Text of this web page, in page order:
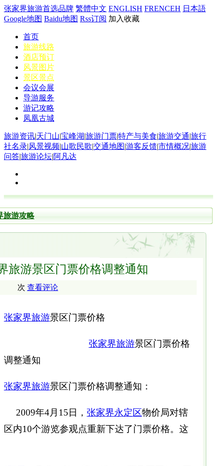
张家界旅游首选品牌 繁體中文 ENGLISH FRENCEH 日本語
Google地图 Baidu地图 Rss订阅 加入收藏
首页
旅游线路
酒店预订
风景图片
景区景点
会议会展
导游服务
游记攻略
凤凰古城
旅游资讯|天门山|宝峰湖|旅游门票|特产与美食|旅游交通|旅行
社名录|风景视频|山歌民歌|交通地图|游客反馈|市情概况|旅游
问答|旅游论坛|阿凡达
旅游攻略
旅游景区门票价格调整通知
次 查看评论
张家界旅游景区门票价格
张家界旅游景区门票价格
调整通知
张家界旅游景区门票价格调整通知：
2009年4月15日， 张家界永定区物价局对辖
区内10个游览参观点重新下达了门票价格。这